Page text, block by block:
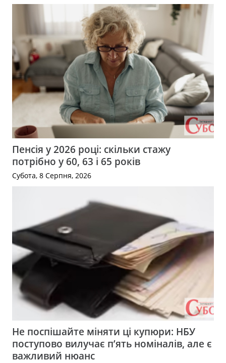
Пенсія у 2026 році: скільки стажу
потрібно у 60, 63 і 65 років
Субота, 8 Серпня, 2026
Не поспішайте міняти ці купюри: НБУ
поступово вилучає п’ять номіналів, але є
важливий нюанс